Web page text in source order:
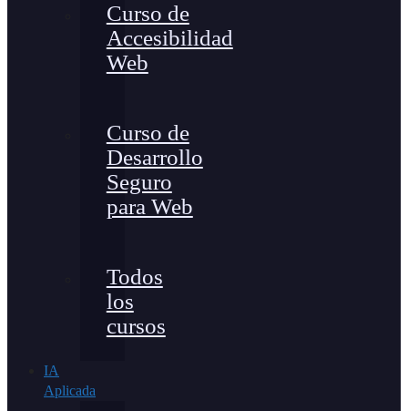
Curso de
Accesibilidad
Web
Curso de
Desarrollo
Seguro
para Web
Todos
los
cursos
IA
Aplicada